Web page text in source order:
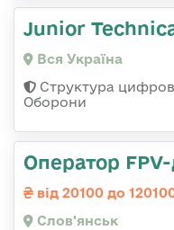
Junior
Вся Україна
Структура
Оборони
Оператор
від 20100 до
Слов'янськ